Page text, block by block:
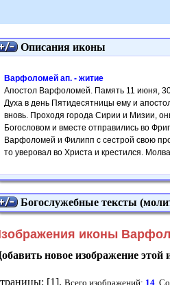
Описания иконы
Варфоломей ап. - житие
Апостол Варфоломей. Память 11 июня,
Духа в день Пятидесятницы ему и
вновь. Проходя города Сирии и Мизии,
Богословом и вместе отправились во
Варфоломей и Филипп с сестрой свою
то уверовал во Христа и крестился.
Богослужебные тексты
иконы
новое изображение
[1].Всего изображений: 14.